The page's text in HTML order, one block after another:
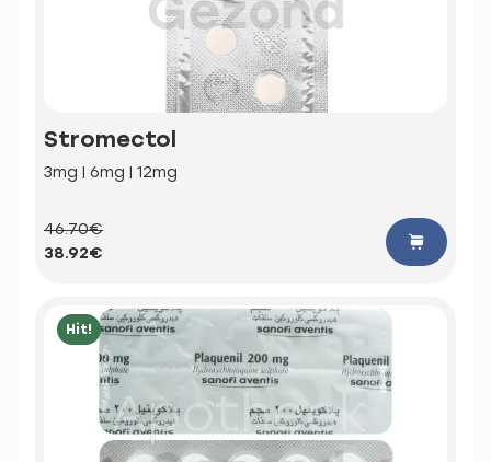
Stromectol
3mg | 6mg | 12mg
46.70€
38.92€
Hit!